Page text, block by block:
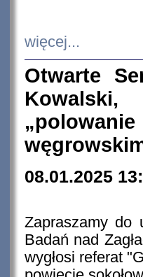
więcej...
Otwarte
08.01.2025
Zapraszamy do
Badań nad
wygłosi referat